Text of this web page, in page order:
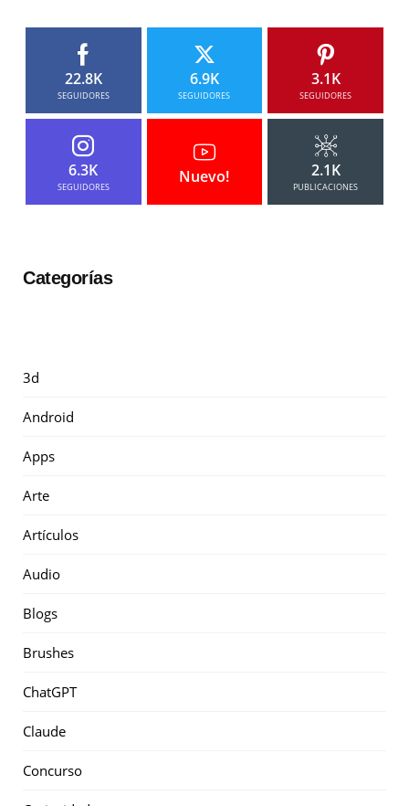
22.8K
SEGUIDORES
6.9K
SEGUIDORES
3.1K
SEGUIDORES
6.3K
SEGUIDORES
Nuevo! 2.1K
PUBLICACIONES
Categorías
3d
Android
Apps
Arte
Artículos
Audio
Blogs
Brushes
ChatGPT
Claude
Concurso